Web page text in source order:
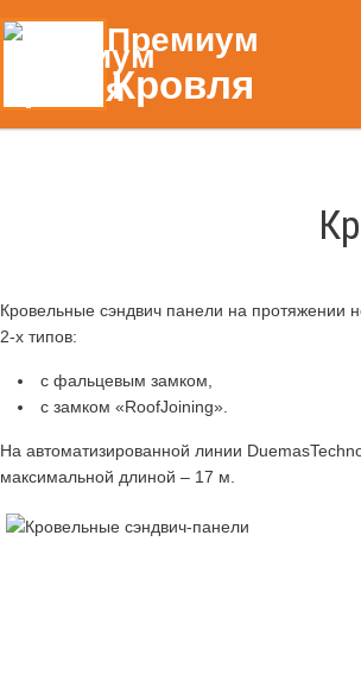
Премиум
Кровля
Кровельные сэндвич панели на протяжении
2-х типов:
с фальцевым замком,
с замком «RoofJoining».
На автоматизированной линии
максимальной длиной – 17 м.